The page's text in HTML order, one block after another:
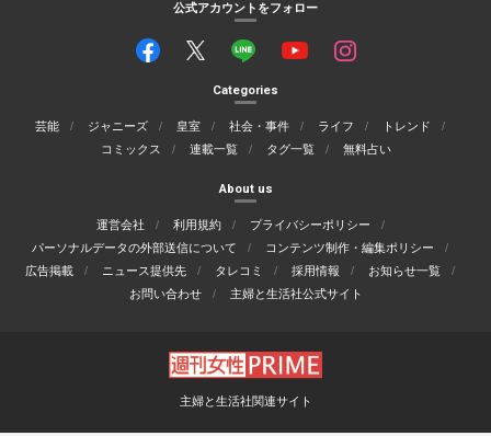
公式アカウントをフォロー
Categories
芸能 ジャニーズ 皇室 社会・事件 ライフ
トレンド
コミックス
連載一覧 タグ一覧 無料占い
About us
運営会社 利用規約
プライバシーポリシー
パーソナルデータの外部送信について
コンテンツ制作・編集ポリシー
広告掲載
ニュース提供先 タレコミ 採用情報
お知らせ一覧
お問い合わせ
主婦と生活社公式サイト
主婦と生活社関連サイト